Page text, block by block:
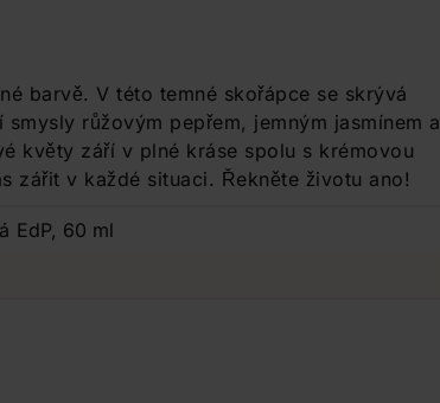
barvě. V této temné skořápce se skrývá
růžovým pepřem, jemným jasmínem a
květy září v plné kráse spolu s krémovou
zářit v každé situaci. Řekněte životu ano!
EdP, 60 ml